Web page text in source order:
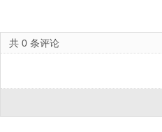
共 0 条评论